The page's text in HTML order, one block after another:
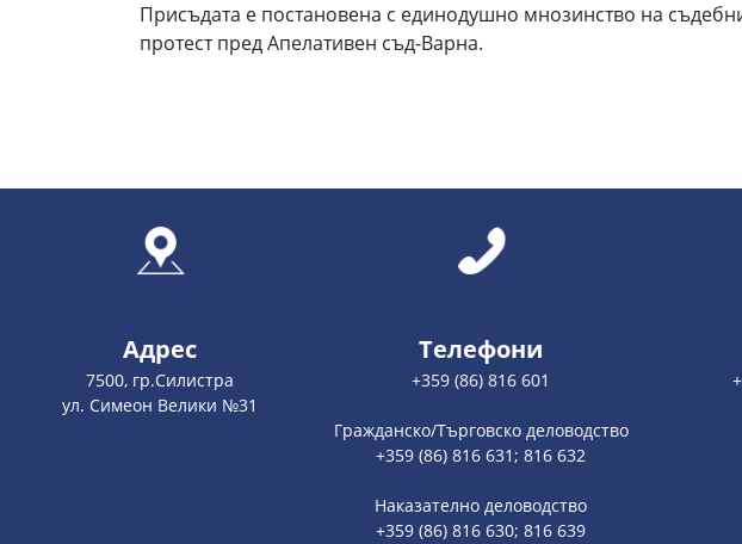
Присъдата е постановена с единодушно мнозинство на
протест пред Апелативен съд-Варна.
Адрес
7500, гр.Силистра
ул. Симеон Велики №31
Телефони
+359 (86) 816 601
Гражданско/Търговско деловодство
+359 (86) 816 631; 816 632
Наказателно деловодство
+359 (86) 816 630; 816 639